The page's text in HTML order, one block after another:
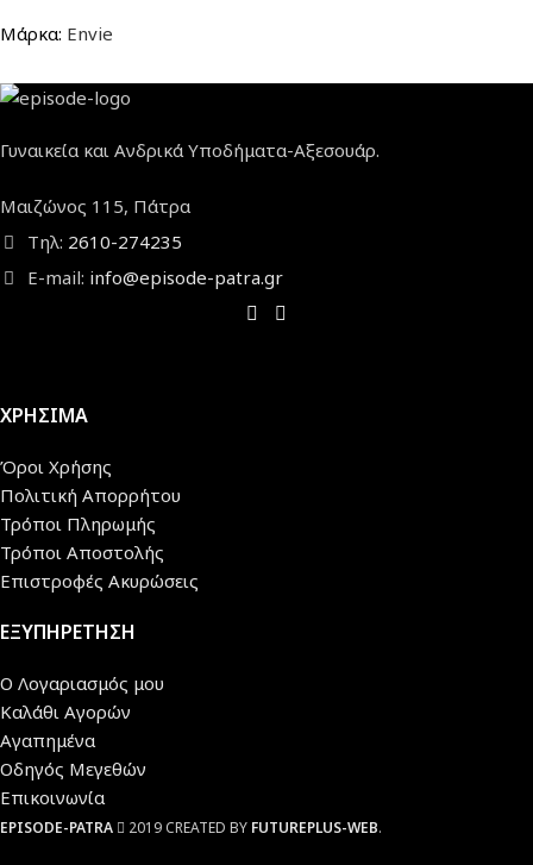
Μάρκα: Envie
Γυναικεία και Ανδρικά Υποδήματα-Αξεσουάρ.
Μαιζώνος 115, Πάτρα
Τηλ: 2610-274235
E-mail: info@episode-patra.gr
ΧΡΗΣΙΜΑ
Όροι Χρήσης
Πολιτική Απορρήτου
Τρόποι Πληρωμής
Τρόποι Αποστολής
Επιστροφές Ακυρώσεις
ΕΞΥΠΗΡΕΤΗΣΗ
Ο Λογαριασμός μου
Καλάθι Αγορών
Αγαπημένα
Οδηγός Μεγεθών
Επικοινωνία
EPISODE-PATRA 2019 CREATED BY FUTUREPLUS-WEB.